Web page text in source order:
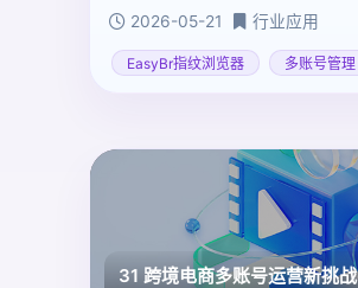
多账户管理中面临的封禁风险逐
账户操作的限制原因、封禁影响
览器如何成为这一问题的有效解
2026-05-21 行业应用
EasyBr指纹浏览器 多账号管理
31 跨境电商多账号运营新挑